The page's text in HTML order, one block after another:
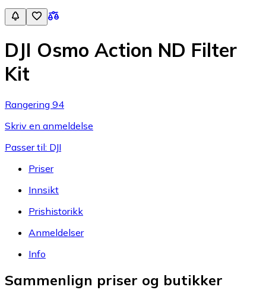
DJI Osmo Action ND Filter
Kit
Rangering 94
Skriv en anmeldelse
Passer til: DJI
Priser
Innsikt
Prishistorikk
Anmeldelser
Info
Sammenlign priser og butikker